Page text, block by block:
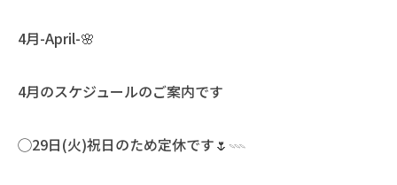
4月-April-🌸
4月のスケジュールのご案内です
◯29日(火)祝日のため定休です🌷𓇠